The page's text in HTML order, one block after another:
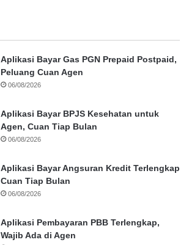
Aplikasi Bayar Gas PGN Prepaid Postpaid,
Peluang Cuan Agen
06/08/2026
Aplikasi Bayar BPJS Kesehatan untuk
Agen, Cuan Tiap Bulan
06/08/2026
Aplikasi Bayar Angsuran Kredit Terlengkap
Cuan Tiap Bulan
06/08/2026
Aplikasi Pembayaran PBB Terlengkap,
Wajib Ada di Agen